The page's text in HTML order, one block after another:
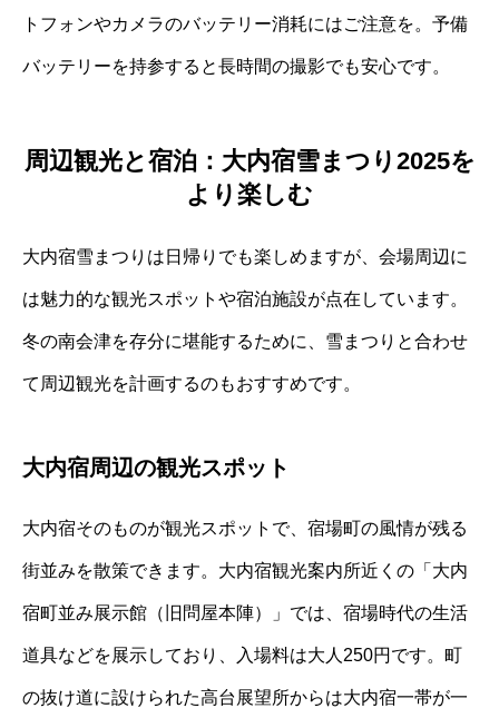
トフォンやカメラのバッテリー消耗にはご注意を。予備
バッテリーを持参すると長時間の撮影でも安心です。
周辺観光と宿泊：大内宿雪まつり2025を
より楽しむ
大内宿雪まつりは日帰りでも楽しめますが、会場周辺に
は魅力的な観光スポットや宿泊施設が点在しています。
冬の南会津を存分に堪能するために、雪まつりと合わせ
て周辺観光を計画するのもおすすめです。
大内宿周辺の観光スポット
大内宿そのものが観光スポットで、宿場町の風情が残る
街並みを散策できます。大内宿観光案内所近くの「大内
宿町並み展示館（旧問屋本陣）」では、宿場時代の生活
道具などを展示しており、入場料は大人250円です。町
の抜け道に設けられた高台展望所からは大内宿一帯が一